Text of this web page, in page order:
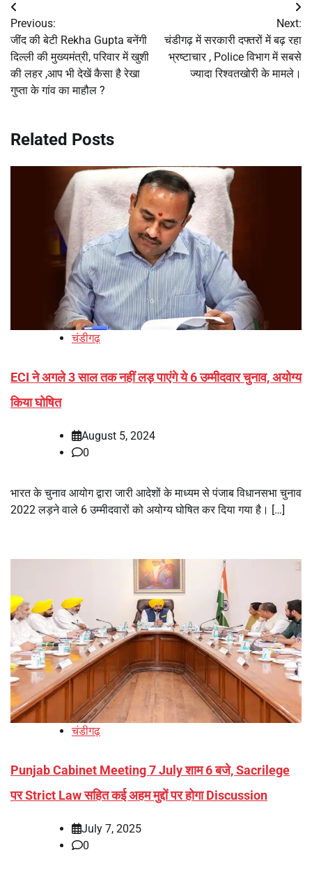
Post
navigation
Previous:
जींद की बेटी Rekha Gupta बनेंगी
दिल्ली की मुख्यमंत्री, परिवार में खुशी
की लहर ,आप भी देखें कैसा है रेखा
गुप्ता के गांव का माहौल ?
Next:
चंडीगढ़ में सरकारी दफ्तरों में बढ़ रहा
भ्रष्टाचार , Police विभाग में सबसे
ज्यादा रिश्वतखोरी के मामले।
Related Posts
चंडीगढ़
ECI ने अगले 3 साल तक नहीं लड़ पाएंगे ये 6 उम्मीदवार चुनाव, अयोग्य
किया घोषित
August 5, 2024
0
भारत के चुनाव आयोग द्वारा जारी आदेशों के माध्यम से पंजाब विधानसभा चुनाव
2022 लड़ने वाले 6 उम्मीदवारों को अयोग्य घोषित कर दिया गया है। […]
चंडीगढ़
Punjab Cabinet Meeting 7 July शाम 6 बजे, Sacrilege
पर Strict Law सहित कई अहम मुद्दों पर होगा Discussion
July 7, 2025
0